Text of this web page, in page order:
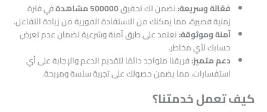
فعّالة وسريعة:نضمن لك تحقيق500000 مشاهدة
في فترة
زمنية قصيرة، مما يمكنك من الاستفادة الفورية من زيادة التفاعل.
آمنة وموثوقة:نعتمد على طرق آمنة وشرعية لضمان عدم تعرض
حسابك لأي مخاطر.
دعم متميز:فريقنا متواجد دائمًا لتقديم الدعم والإجابة على أي
استفسارات، مما يضمن حصولك على تجربة سلسة ومريحة.
كيف تعمل خدمتنا؟